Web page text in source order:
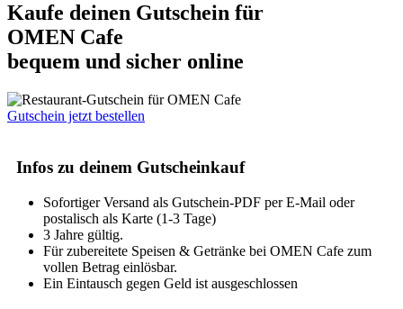
Kaufe deinen Gutschein für
OMEN Cafe
bequem und sicher online
Gutschein jetzt bestellen
Infos zu deinem Gutscheinkauf
Sofortiger Versand als Gutschein-PDF per E-Mail oder
postalisch als Karte (1-3 Tage)
3 Jahre gültig.
Für zubereitete Speisen & Getränke bei OMEN Cafe zum
vollen Betrag einlösbar.
Ein Eintausch gegen Geld ist ausgeschlossen